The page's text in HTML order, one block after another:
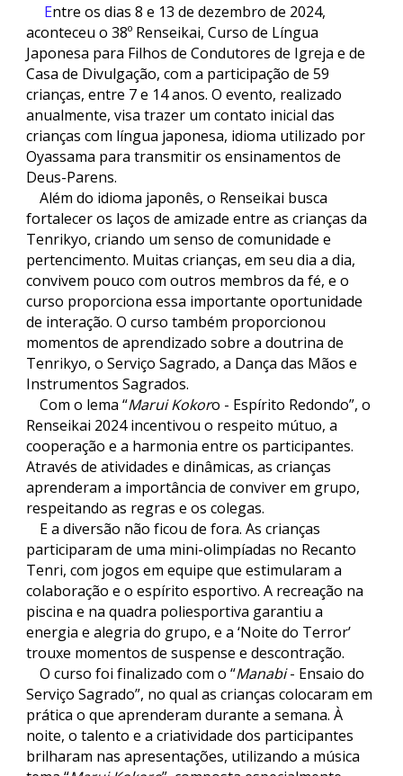
Entre os dias 8 e 13 de dezembro de 2024,
aconteceu o 38º Renseikai, Curso de Língua
Japonesa para Filhos de Condutores de Igreja e de
Casa de Divulgação, com a participação de 59
crianças, entre 7 e 14 anos. O evento, realizado
anualmente, visa trazer um contato inicial das
crianças com língua japonesa, idioma utilizado por
Oyassama para transmitir os ensinamentos de
Deus-Parens.
Além do idioma japonês, o Renseikai busca
fortalecer os laços de amizade entre as crianças da
Tenrikyo, criando um senso de comunidade e
pertencimento. Muitas crianças, em seu dia a dia,
convivem pouco com outros membros da fé, e o
curso proporciona essa importante oportunidade
de interação. O curso também proporcionou
momentos de aprendizado sobre a doutrina de
Tenrikyo, o Serviço Sagrado, a Dança das Mãos e
Instrumentos Sagrados.
Com o lema “Marui Kokoro - Espírito Redondo”, o
Renseikai 2024 incentivou o respeito mútuo, a
cooperação e a harmonia entre os participantes.
Através de atividades e dinâmicas, as crianças
aprenderam a importância de conviver em grupo,
respeitando as regras e os colegas.
E a diversão não ficou de fora. As crianças
participaram de uma mini-olimpíadas no Recanto
Tenri, com jogos em equipe que estimularam a
colaboração e o espírito esportivo. A recreação na
piscina e na quadra poliesportiva garantiu a
energia e alegria do grupo, e a ‘Noite do Terror’
trouxe momentos de suspense e descontração.
O curso foi finalizado com o “Manabi- Ensaio do
Serviço Sagrado”, no qual as crianças colocaram em
prática o que aprenderam durante a semana. À
noite, o talento e a criatividade dos participantes
brilharam nas apresentações, utilizando a música